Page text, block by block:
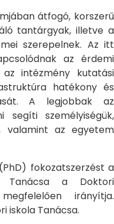
átfogó, korszerű
tantárgyak, illetve a
szerepelnek. Az itt
az érdemi
intézmény kutatási
hatékony és
A legjobbak az
személyiségük,
valamint az egyetem
fokozatszerzést a
Tanácsa a Doktori
irányítja.
iskola Tanácsa.